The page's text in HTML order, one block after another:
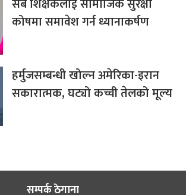
कोषमा समावेश गर्न ध्यानाकर्षण
हर्मुजसम्बन्धी खोल्न अमेरिका-इरान
सकारात्मक, घट्यो कच्ची तेलको मूल्य
सम्पर्क ठेगाना